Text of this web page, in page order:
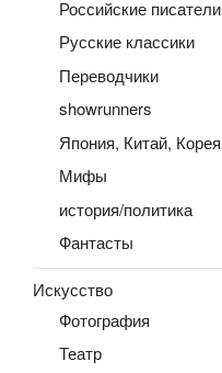
Российские писатели
Русские классики
Переводчики
showrunners
Япония, Китай, Корея
Мифы
история/политика
Фантасты
Искусство
Фотография
Театр